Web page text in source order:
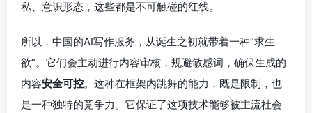
私、意识形态，这些都是不可触碰的红线。
所以，中国的AI写作服务，从诞生之初就带着一种“求生
欲”。它们会主动进行内容审核，规避敏感词，确保生成的
内容安全可控。这种在框架内跳舞的能力，既是限制，也
是一种独特的竞争力。它保证了这项技术能够被主流社会